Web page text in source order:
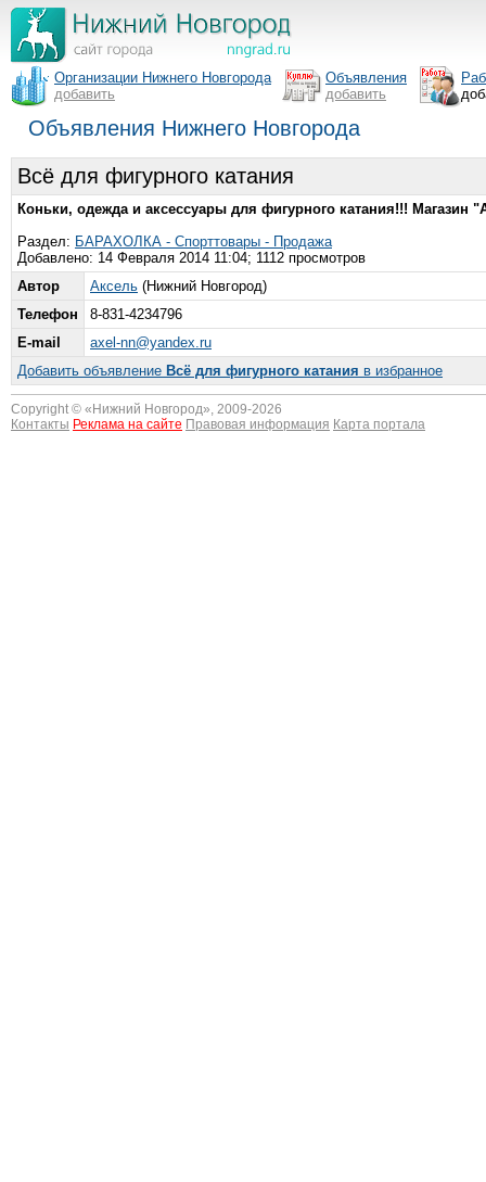
Организации Нижнего Новгорода
добавить
Объявления
добавить
Объявления Нижнего Новгорода
Всё для фигурного катания
Коньки, одежда и аксессуары для фигурного катания!!! Магазин
Раздел: БАРАХОЛКА - Спорттовары - Продажа
Добавлено: 14 Февраля 2014 11:04; 1112 просмотров
Автор
Аксель (Нижний Новгород)
Телефон
8-831-4234796
E-mail
axel-nn@yandex.ru
Добавить объявление Всё для фигурного катания в избранное
Copyright © « Нижний Новгород», 2009-2026
Контакты Реклама на сайте Правовая информация Карта портала